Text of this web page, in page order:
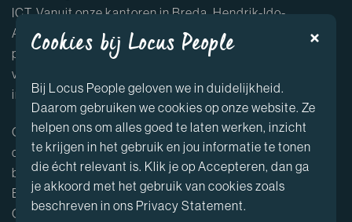
ICT. Vanuit onze kantoren in Breda, Hendrik-Ido-
Ambacht, Nieuwegein en Leeuwarden helpen we
professionals al jaren bij het vinden van uitdagende
vacatures in de bouw, Civiele Techniek projecten,
industriële functies en ICT opdrachten.
Onze kandidaten profiteren van een uitgebreid netwerk,
diverse carrièremogelijkheden en persoonlijke
begeleiding door accountmanagers die de sectoren
Bouw, Civiele Techniek, Industrie en ICT volledig kennen.
Of je nu zoekt naar een junior functie in de bouw, een
Cookies bij Locus People
Bij Locus People geloven we in duidelijkheid.
Daarom gebruiken we cookies op onze website. Ze
helpen ons om alles goed te laten werken, inzicht
te krijgen in het gebruik en jou informatie te tonen
die écht relevant is. Klik je op Accepteren, dan ga
je akkoord met het gebruik van cookies zoals
beschreven in ons Privacy Statement.